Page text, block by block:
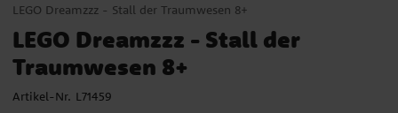
LEGO Dreamzzz - Stall der Traumwesen 8+
LEGO Dreamzzz - Stall der
Traumwesen 8+
Artikel-Nr. L71459